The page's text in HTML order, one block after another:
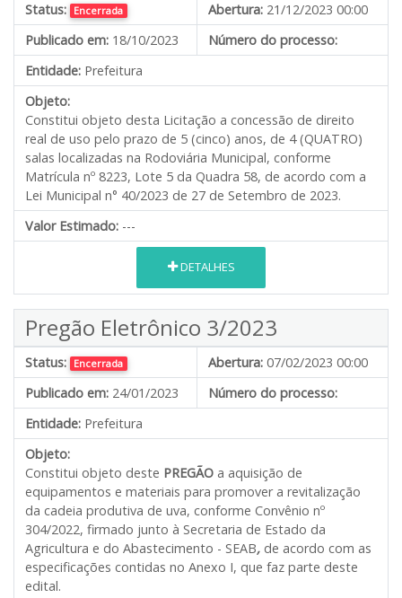
Status: Encerrada Abertura: 21/12/2023 00:00
Publicado em: 18/10/2023
Número do processo:
Entidade: Prefeitura
Objeto:
Constitui objeto desta Licitação a concessão de direito
real de uso pelo prazo de 5 (cinco) anos, de 4 (QUATRO)
salas localizadas na Rodoviária Municipal, conforme
Matrícula nº 8223, Lote 5 da Quadra 58, de acordo com a
Lei Municipal n° 40/2023 de 27 de Setembro de 2023.
Valor Estimado: ---
DETALHES
Pregão Eletrônico 3/2023
Status: Encerrada Abertura: 07/02/2023 00:00
Publicado em: 24/01/2023
Número do processo:
Entidade: Prefeitura
Objeto:
Constitui objeto deste PREGÃO a aquisição de
equipamentos e materiais para promover a revitalização
da cadeia produtiva de uva, conforme Convênio nº
304/2022, firmado junto à Secretaria de Estado da
Agricultura e do Abastecimento - SEAB, de acordo com as
especificações contidas no Anexo I, que faz parte deste
edital.